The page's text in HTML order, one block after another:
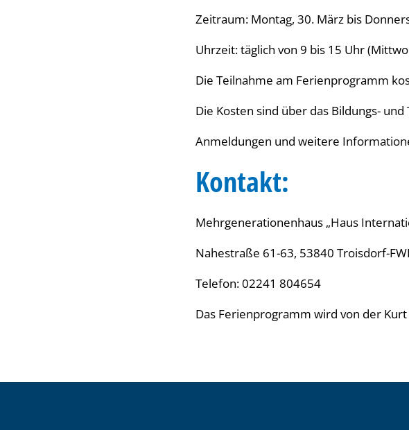
Zeitraum: Montag, 30. März bis
Uhrzeit: täglich von 9 bis 15 Uhr
Die Teilnahme am Ferienprogramm
Die Kosten sind über das Bildungs-
Anmeldungen und weitere
Kontakt:
Mehrgenerationenhaus „Haus
Nahestraße 61-63, 53840 Troisdorf-
Telefon: 02241 804654
Das Ferienprogramm wird von der